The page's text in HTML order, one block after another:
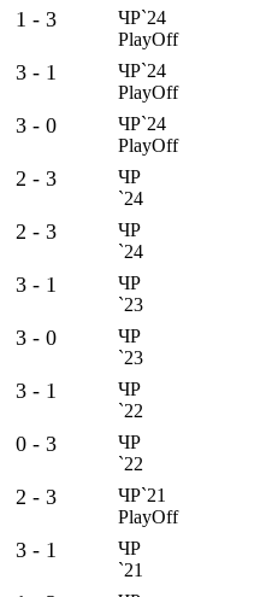
1 - 3
ЧР`24
PlayOff
3 - 1
ЧР`24
PlayOff
3 - 0
ЧР`24
PlayOff
2 - 3
ЧР
`24
2 - 3
ЧР
`24
3 - 1
ЧР
`23
3 - 0
ЧР
`23
3 - 1
ЧР
`22
0 - 3
ЧР
`22
2 - 3
ЧР`21
PlayOff
3 - 1
ЧР
`21